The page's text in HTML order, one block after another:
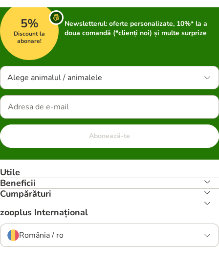
5%
Discount la
abonare!
Newsletterul: oferte personalizate, 10%* la a
doua comandă (*clienți noi) și multe surprize
Alege animalul / animalele
Abonează-te
Utile
Beneficii
Cumpărături
zooplus Internațional
România / ro